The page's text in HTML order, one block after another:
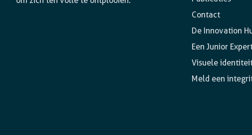
Contact
De Innovation
Een Junior
Visuele
Meld een